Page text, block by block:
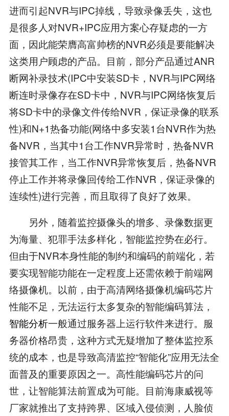
进而引起NVR与IPC掉线，导致录像丢失，这也
是很多人对NVR+IPC应用方案心存疑虑的一方
面，因此能荣膺高富帅榜的NVR必须是要能解决
这类用户顾虑的产品。目前，部分产品通过ANR
断网补录技术(IPC中安装SD卡，NVR与IPC网络
断连时录像存在SD卡中，NVR与IPC网络恢复后
将SD卡中的录像文件传给NVR，保证录像的联系
性)和N+1热备功能(网络中多安装1台NVR作为热
备NVR，当其中1台工作NVR异常时，热备NVR
接管其工作，当工作NVR异常恢复后，热备NVR
停止工作并将录像回传给工作NVR，保证录像的
连续性)进行完善，而且取得了良好了效果。
另外，随着监控摄像头的增多、录像数据更
为海量、犯罪手法多样化，智能监控势在必行。
但由于NVR本身性能的制约和编码的前端化，若
要实现智能功能在一定程度上还需依赖于前端网
络摄像机。以前，由于高清网络摄像机编码芯片
性能不足，无法运行太多复杂的智能编码算法，
智能分析一般通过服务器上运行软件来进行。服
务器价格昂贵，这种方式无疑增加了整体监控系
统的成本，也是导致高清监控“智能化”应用无法全
面普及的重要原因之一。高性能编码芯片的问
世，让智能算法前置成为可能。目前海康威视等
厂家就推出了支持跨界、区域入侵侦测，人脸侦